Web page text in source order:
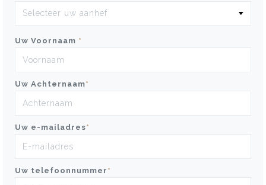
Uw Voornaam *
Uw Achternaam*
Uw e-mailadres*
Uw telefoonnummer *